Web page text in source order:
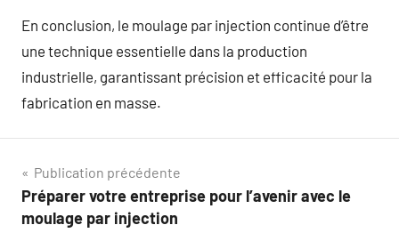
En conclusion, le moulage par injection continue d’être
une technique essentielle dans la production
industrielle, garantissant précision et efficacité pour la
fabrication en masse.
Navigation
de
Publication précédente
Préparer votre entreprise pour l’avenir avec le
moulage par injection